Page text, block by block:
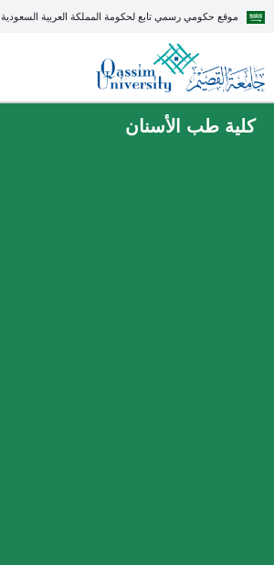
موقع حكومي رسمي تابع لحكومة المملكة العربية السعودية
كلية طب الأسنان